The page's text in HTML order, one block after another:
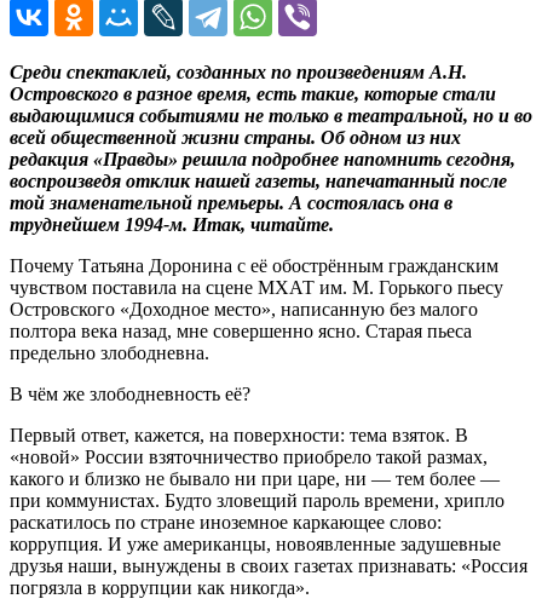
Среди спектаклей, созданных по произведениям А.Н.
Островского в разное время, есть такие, которые стали
выдающимися событиями не только в театральной, но и во
всей общественной жизни страны. Об одном из них
редакция «Правды» решила подробнее напомнить сегодня,
воспроизведя отклик нашей газеты, напечатанный после
той знаменательной премьеры. А состоялась она в
труднейшем 1994-м. Итак, читайте.
Почему Татьяна Доронина с её обострённым гражданским
чувством поставила на сцене МХАТ им. М. Горького пьесу
Островского «Доходное место», написанную без малого
полтора века назад, мне совершенно ясно. Старая пьеса
предельно злободневна.
В чём же злободневность её?
Первый ответ, кажется, на поверхности: тема взяток. В
«новой» России взяточничество приобрело такой размах,
какого и близко не бывало ни при царе, ни — тем более —
при коммунистах. Будто зловещий пароль времени, хрипло
рас­катилось по стране иноземное каркающее слово:
коррупция. И уже американцы, новоявленные задушевные
друзья наши, вынуждены в своих газетах признавать: «Россия
по­грязла в коррупции как никогда».